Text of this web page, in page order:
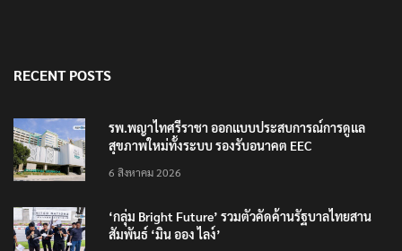
สุขภาพใหม่ทั้งระบบ รองรับอนาคต EEC
6 สิงหาคม 2026
สัมพันธ์ ‘มิน ออง ไลง์’
6 สิงหาคม 2026